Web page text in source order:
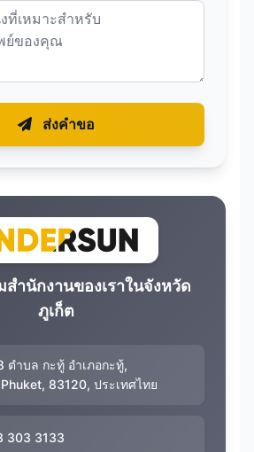
ส่งคำขอ
สำนักงานของเราในจังหวัด
ภูเก็ต
ตำบล กะทู้ อำเภอกะทู้,
83120, ประเทศไทย
303 3133